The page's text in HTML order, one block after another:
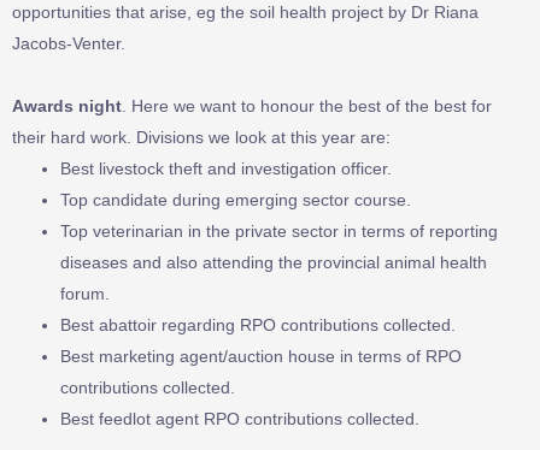
opportunities that arise, eg the soil health project by Dr Riana
Jacobs-Venter.
Awards night . Here we want to honour the best of the best for
their hard work. Divisions we look at this year are:
Best livestock theft and investigation officer.
Top candidate during emerging sector course.
Top veterinarian in the private sector in terms of reporting
diseases and also attending the provincial animal health
forum.
Best abattoir regarding RPO contributions collected.
Best marketing agent/auction house in terms of RPO
contributions collected.
Best feedlot agent RPO contributions collected.